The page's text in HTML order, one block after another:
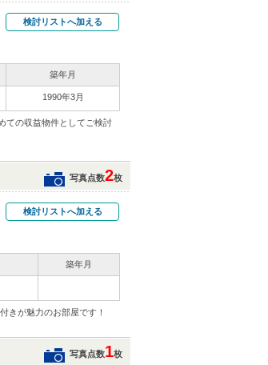
検討リストへ加える
築年月
1990年3月
ての収益物件としてご検討
写真点数2枚
検討リストへ加える
築年月
きが魅力のお部屋です！
写真点数1枚